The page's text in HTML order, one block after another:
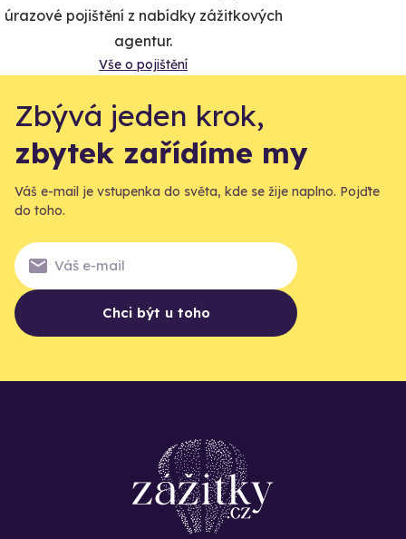
úrazové pojištění z nabídky zážitkových
agentur.
Vše o pojištění
Zbývá jeden krok,
zbytek zařídíme my
Váš e-mail je vstupenka do světa, kde se žije naplno. Pojďte
do toho.
Chci být u toho